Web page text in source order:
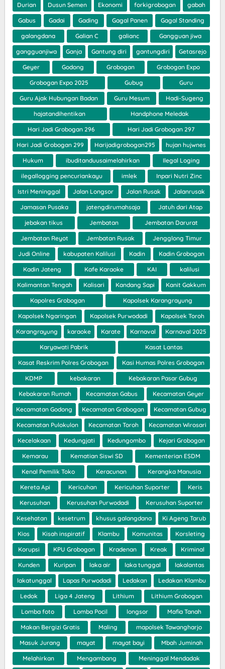
Durian Dusun Semen Ekonomi forkigrobogan gabah
Gabus Gadai Gading Gagal Panen Gagal Standing
galangdana Galian C galianc Gangguan jiwa
gangguanjiwa Ganja Gantung diri gantungdiri Getasrejo
Geyer Godong Grobogan Grobogan Expo
Grobogan Expo 2025 Gubug Guru
Guru Ajak Hubungan Badan Guru Mesum Hadi-Sugeng
hajatandihentikan Handphone Meledak
Hari Jadi Grobogan 296 Hari Jadi Grobogan 297
Hari Jadi Grobogan 299 Harijadigrobogan295 hujan hujwnes
Hukum ibuditanduusaimelahirkan Ilegal Loging
ilegallogging pencuriankayu imlek Inpari Nutri Zinc
Istri Meninggal Jalan Longsor Jalan Rusak Jalanrusak
Jamasan Pusaka jatengdirumahsaja Jatuh dari Atap
jebakan tikus Jembatan Jembatan Darurat
Jembatan Reyot Jembatan Rusak Jengglong Timur
Judi Online kabupaten Kalilusi Kadin Kadin Grobogan
Kadin Jateng Kafe Karaoke KAI kalilusi
Kalimantan Tengah Kalisari Kandang Sapi Kanit Gakkum
Kapolres Grobogan Kapolsek Karangrayung
Kapolsek Ngaringan Kapolsek Purwodadi Kapolsek Toroh
Karangrayung karaoke Karate Karnaval Karnaval 2025
Karyawati Pabrik Kasat Lantas
Kasat Reskrim Polres Grobogan Kasi Humas Polres Grobogan
KDMP kebakaran Kebakaran Pasar Gubug
Kebakaran Rumah Kecamatan Gabus Kecamatan Geyer
Kecamatan Godong Kecamatan Grobogan Kecamatan Gubug
Kecamatan Pulokulon Kecamatan Toroh Kecamatan Wirosari
Kecelakaan Kedungjati Kedungombo Kejari Grobogan
Kemarau Kematian Siswi SD Kementerian ESDM
Kenal Pemilik Toko Keracunan Kerangka Manusia
Kereta Api Kericuhan Kericuhan Suporter Keris
Kerusuhan Kerusuhan Purwodadi Kerusuhan Suporter
Kesehatan kesetrum khusus galangdana Ki Ageng Tarub
Kios Kisah inspiratif Klambu Komunitas Korsleting
Korupsi KPU Grobogan Kradenan Kreak Kriminal
Kunden Kuripan laka air laka tunggal lakalantas
lakatunggal Lapas Purwodadi Ledakan Ledakan Klambu
Ledok Liga 4 Jateng Lithium Lithium Grobogan
Lomba foto Lomba Pocil longsor Mafia Tanah
Makan Bergizi Gratis Maling mapolsek Tawangharjo
Masuk Jurang mayat mayat bayi Mbah Juminah
Melahirkan Mengambang Meninggal Mendadak